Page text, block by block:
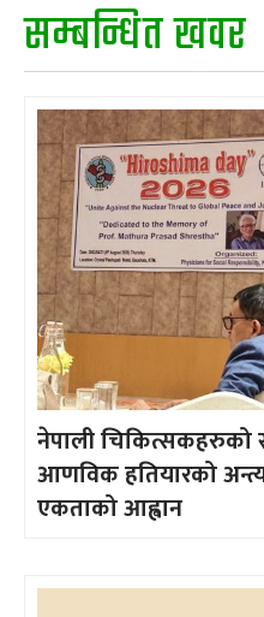
सम्बन्धित खवर
नेपाली चिकित्सकहरुको
आणविक हतियारको
एकताको आह्वान